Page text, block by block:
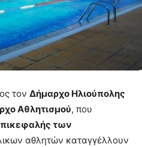
τον Δήμαρχο Ηλιούπολης
Αθλητισμού, που
των
αθλητών καταγγέλλουν